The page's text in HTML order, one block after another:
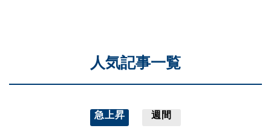
人気記事一覧
急上昇 週間